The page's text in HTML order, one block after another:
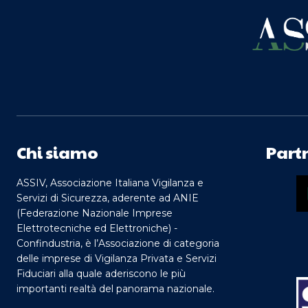
Chi siamo
ASSIV, Associazione Italiana Vigilanza e
Servizi di Sicurezza, aderente ad ANIE
(Federazione Nazionale Imprese
Elettrotecniche ed Elettroniche) -
Confindustria, è l’Associazione di categoria
delle imprese di Vigilanza Privata e Servizi
Fiduciari alla quale aderiscono le più
importanti realtà del panorama nazionale.